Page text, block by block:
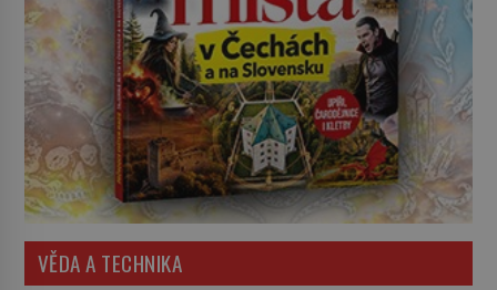
VĚDA A TECHNIKA